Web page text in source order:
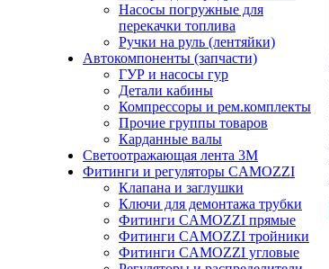
Насосы погружные для
перекачки топлива
Ручки на руль (лентяйки)
Автокомпоненты (запчасти)
ГУР и насосы гур
Детали кабины
Компрессоры и рем.комплекты
Прочие группы товаров
Карданные валы
Светоотражающая лента 3М
Фитинги и регуляторы CAMOZZI
Клапана и заглушки
Ключи для демонтажа трубки
Фитинги CAMOZZI прямые
Фитинги CAMOZZI тройники
Фитинги CAMOZZI угловые